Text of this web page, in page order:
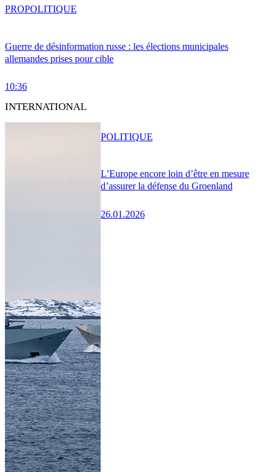
Guerre de désinformation russe : les élections municipales
allemandes prises pour cible
10:36
PROPOLITIQUE
INTERNATIONAL
L’Europe encore loin d’être en mesure
d’assurer la défense du Groenland
26.01.2026
POLITIQUE